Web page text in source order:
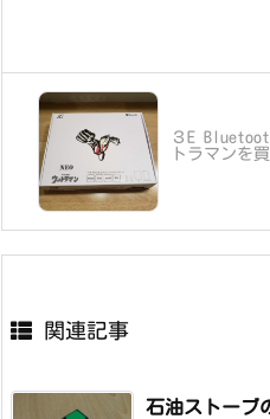
３E
トラマンを
関連記事
石油ストーブ